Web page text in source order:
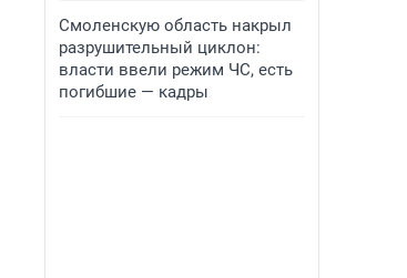
Смоленскую область накрыл
разрушительный циклон:
власти ввели режим ЧС, есть
погибшие — кадры